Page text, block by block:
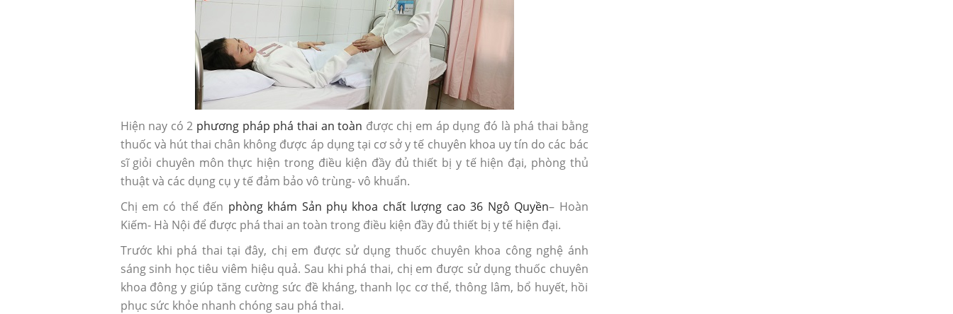
Hiện nay có 2 phương pháp phá thai an toàn được chị em áp dụng đó là phá thai bằng
thuốc và hút thai chân không được áp dụng tại cơ sở y tế chuyên khoa uy tín do các bác
sĩ giỏi chuyên môn thực hiện trong điều kiện đầy đủ thiết bị y tế hiện đại, phòng thủ
thuật và các dụng cụ y tế đảm bảo vô trùng- vô khuẩn.
Chị em có thể đến phòng khám Sản phụ khoa chất lượng cao 36 Ngô Quyền– Hoàn
Kiếm- Hà Nội để được phá thai an toàn trong điều kiện đầy đủ thiết bị y tế hiện đại.
Trước khi phá thai tại đây, chị em được sử dụng thuốc chuyên khoa công nghệ ánh
sáng sinh học tiêu viêm hiệu quả. Sau khi phá thai, chị em được sử dụng thuốc chuyên
khoa đông y giúp tăng cường sức đề kháng, thanh lọc cơ thể, thông lâm, bổ huyết, hồi
phục sức khỏe nhanh chóng sau phá thai.